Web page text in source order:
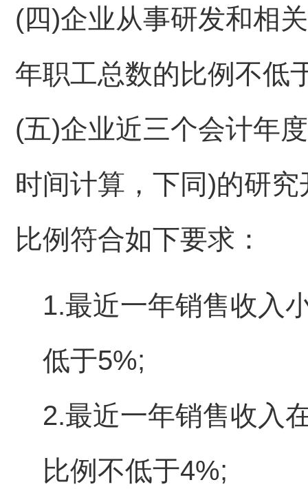
(四)企业从事研发和相
年职工总数的比例不低
(五)企业近三个会计年
时间计算，下同)的研
比例符合如下要求：
1.最近一年销售收入
低于5%;
2.最近一年销售收入
比例不低于4%;